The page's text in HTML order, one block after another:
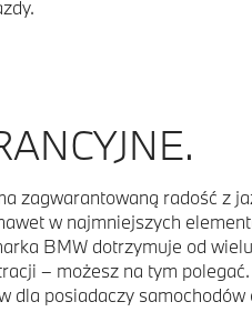
zagwarantowaną radość z
w najmniejszych
BMW dotrzymuje od
– możesz na tym
dla posiadaczy samochodów